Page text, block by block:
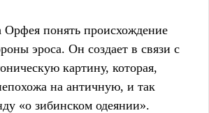
Орфея понять происхождение
эроса. Он создает в связи с
картину, которая,
на античную, и так
«о зибинском одеянии».